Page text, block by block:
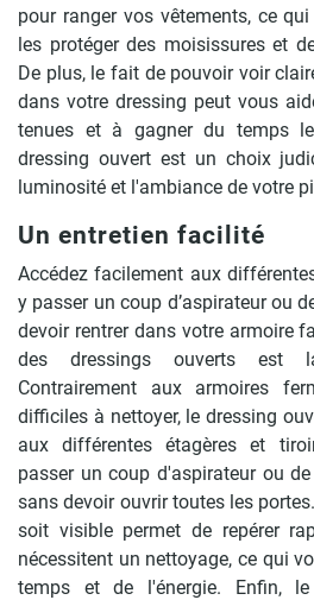
pour ranger vos vêtements, ce
les protéger des moisissures et
De plus, le fait de pouvoir voir
dans votre dressing peut vous
tenues et à gagner du temps
dressing ouvert est un choix
luminosité et l'ambiance de votre
Un entretien facilité
Accédez facilement aux
y passer un coup d’aspirateur ou
devoir rentrer dans votre armoire
des dressings ouverts est
Contrairement aux armoires
difficiles à nettoyer, le dressing
aux différentes étagères et
passer un coup d'aspirateur ou
sans devoir ouvrir toutes les
soit visible permet de repérer
nécessitent un nettoyage, ce qui
temps et de l'énergie. Enfin,